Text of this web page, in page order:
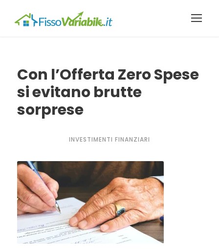
Con l’Offerta Zero Spese
si evitano brutte
sorprese
INVESTIMENTI FINANZIARI